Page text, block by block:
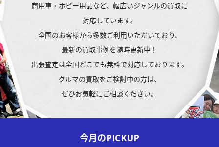
商用車・ホビー用品など、 幅広いジャンルの買取に
対応しています。
全国のお客様から多数ご利用いただいており、
最新の買取事例を随時更新中！
出張査定は全国どこでも無料で対応しております。
クルマの買取をご検討中の方は、
ぜひお気軽にご相談ください。
今月のPICKUP